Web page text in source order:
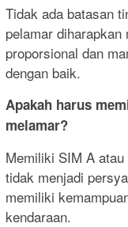
Tidak ada batasan
pelamar
proporsional dan
dengan baik.
Apakah harus
melamar?
Memiliki SIM A
tidak menjadi
memiliki
kendaraan.